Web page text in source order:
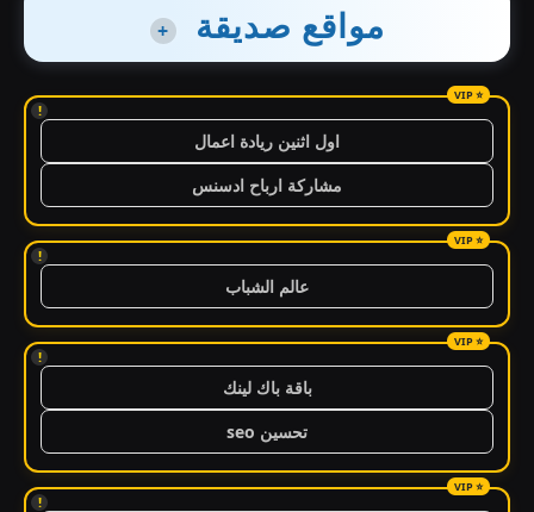
مواقع صديقة +
!
اول اثنين ريادة اعمال
مشاركة ارباح ادسنس
!
عالم الشباب
!
باقة باك لينك
تحسين seo
!